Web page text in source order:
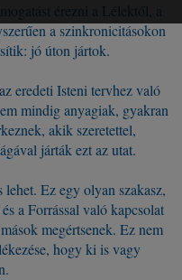
érezni a Lélektől, a
a szinkronicitásokon
jó úton jártok.
eredeti Isteni tervhez való
mindig anyagiak, gyakran
akik szeretettel,
járták ezt az utat.
lehet. Ez egy olyan szakasz,
a Forrással való kapcsolat
megértsenek. Ez nem
hogy ki is vagy